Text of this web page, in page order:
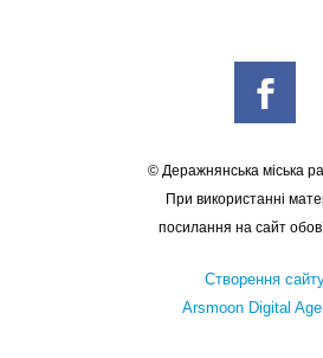
© Деражнянська міська
При використанні
посилання на сайт
Створення
Arsmoon Digital